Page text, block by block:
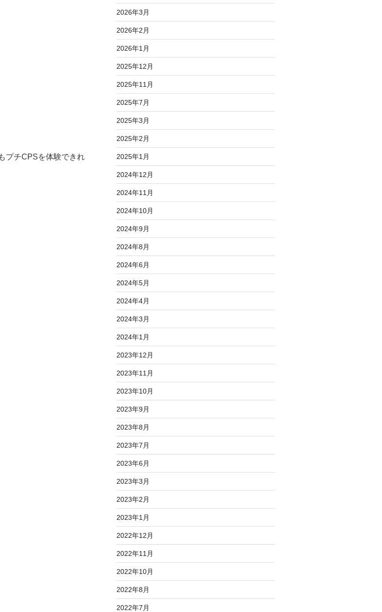
プチCPSを体験できれ
2026年3月
2026年2月
2026年1月
2025年12月
2025年11月
2025年7月
2025年3月
2025年2月
2025年1月
2024年12月
2024年11月
2024年10月
2024年9月
2024年8月
2024年6月
2024年5月
2024年4月
2024年3月
2024年1月
2023年12月
2023年11月
2023年10月
2023年9月
2023年8月
2023年7月
2023年6月
2023年3月
2023年2月
2023年1月
2022年12月
2022年11月
2022年10月
2022年8月
2022年7月